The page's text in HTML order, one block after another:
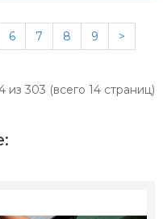
6 7 8 9
>
из 303 (всего 14 страниц)